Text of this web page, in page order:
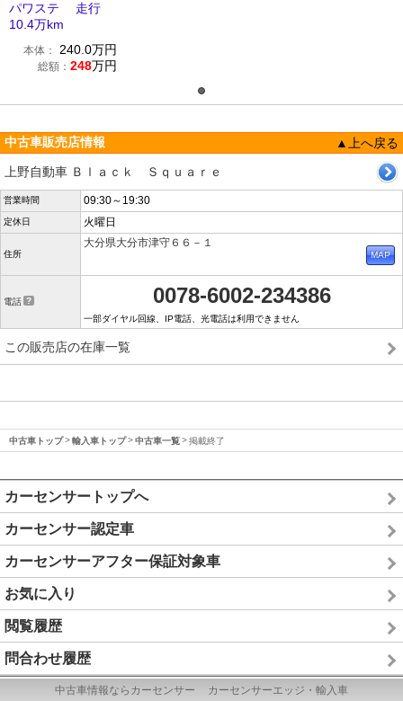
パワステ 走行
10.4万km
本体： 240.0万円
総額： 248万円
中古車販売店情報
▲上へ戻る
上野自動車 Ｂｌａｃｋ Ｓｑｕａｒｅ
営業時間 09:30～19:30
定休日 火曜日
住所
大分県大分市津守６６－１
電話 0078-6002-234386
一部ダイヤル回線、IP電話、光電話は利用できません
この販売店の在庫一覧
中古車トップ 輸入車トップ 中古車一覧 掲載終了
カーセンサートップへ
カーセンサー認定車
カーセンサーアフター保証対象車
お気に入り
閲覧履歴
問合わせ履歴
中古車情報ならカーセンサー カーセンサーエッジ・輸入車